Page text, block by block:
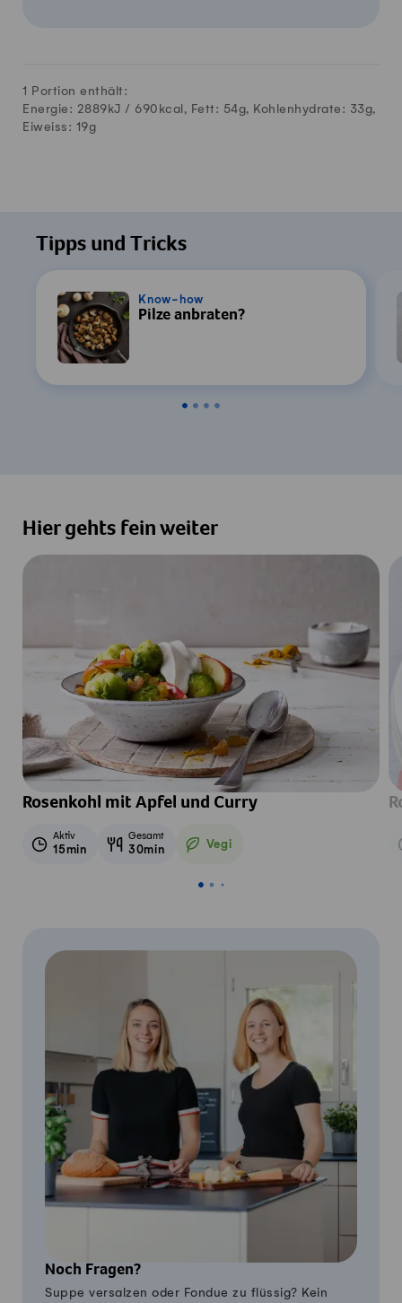
1 Portion enthält:
Energie: 2889kJ / 690 kcal, Fett: 54g, Kohlenhydrate: 33g,
Eiweiss: 19g
Tipps und Tricks
Know-how
Pilze anbraten?
Hier gehts fein weiter
Rosenkohl mit Apfel und Curry
Aktiv
15min
Gesamt
30min Vegi
Vegetarisch
Noch Fragen?
Suppe versalzen oder Fondue zu flüssig? Kein